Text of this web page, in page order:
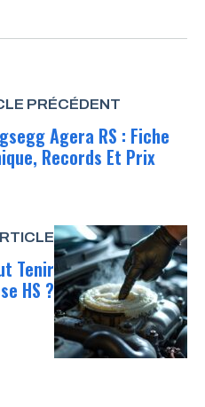
PRÉCÉDENT
Agera RS : Fiche
Records Et Prix
Tenir
HS ?